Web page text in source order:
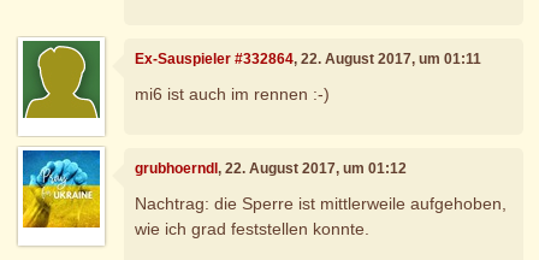
Ex-Sauspieler #332864, 22. August 2017, um 01:11
mi6 ist auch im rennen :-)
grubhoerndl, 22. August 2017, um 01:12
Nachtrag: die Sperre ist mittlerweile aufgehoben,
wie ich grad feststellen konnte.